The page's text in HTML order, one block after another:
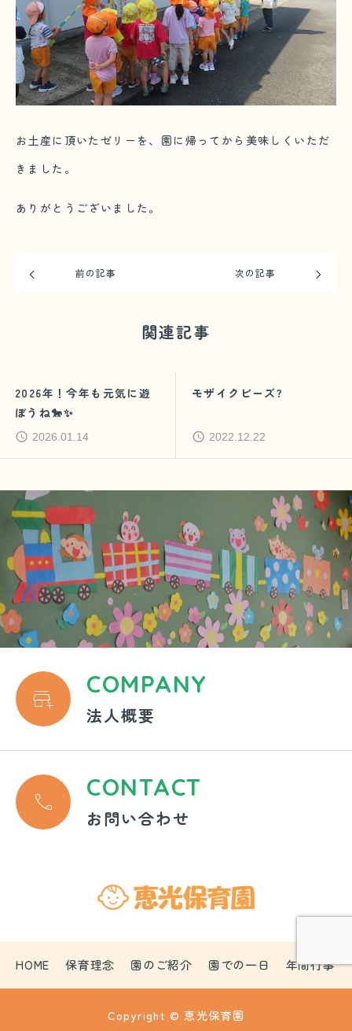
お土産に頂いたゼリーを、園に帰ってから美味しくいただ
きました。
ありがとうございました。
前の記事 次の記事
関連記事
2026年！今年も元気に遊
ぼうね🐎✨
2026.01.14
モザイクビーズ?
2022.12.22
 COMPANY
法人概要
 CONTACT
お問い合わせ
HOME 保育理念 園のご紹介 園での一日 年間行事
Copyright © 恵光保育園